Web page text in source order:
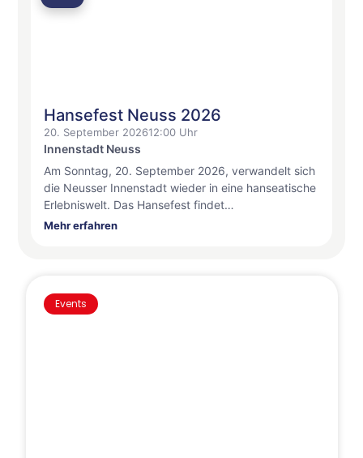
Hansefest Neuss 2026
20. September 202612:00 Uhr
Innenstadt Neuss
Am Sonntag, 20. September 2026, verwandelt sich
die Neusser Innenstadt wieder in eine hanseatische
Erlebniswelt. Das Hansefest findet…
Mehr erfahren
Events